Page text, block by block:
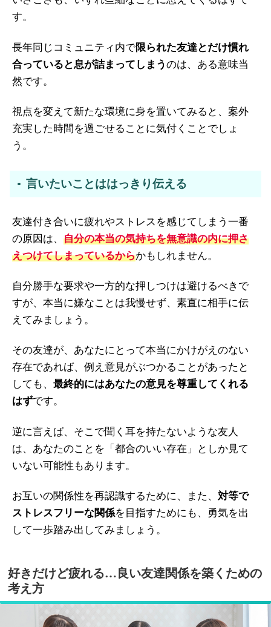
す。
長年同じコミュニティ内で限られた友達とだけ慣れ
合っていると息が詰まってしまうのは、ある意味当
然です。
視点を変えて新たな環境に身を置いてみると、案外
充実した時間を過ごせることに気付くことでしょ
う。
言いたいことははっきり伝える
友達付き合いに疲れやストレスを感じてしまう一番
の原因は、自分の本当の気持ちを無意識の内に押さ
えつけてしまっているからかもしれません。
自分勝手な要求や一方的な押しつけは避けるべきで
すが、本当に嫌なことは我慢せず、素直に相手に伝
えてみましょう。
その友達が、あなたにとって本当にかけがえのない
存在であれば、例え意見がぶつかることがあったと
しても、最終的にはあなたの意見を尊重してくれる
はずです。
逆に言えば、そこで聞く耳を持たないような友人
は、あなたのことを「都合のいい存在」としか見て
いない可能性もあります。
お互いの関係性を再認識するために、また、対等で
ストレスフリーな関係を目指すためにも、勇気を出
して一歩踏み出してみましょう。
好きだけど疲れる…良い友達関係を築くための
考え方